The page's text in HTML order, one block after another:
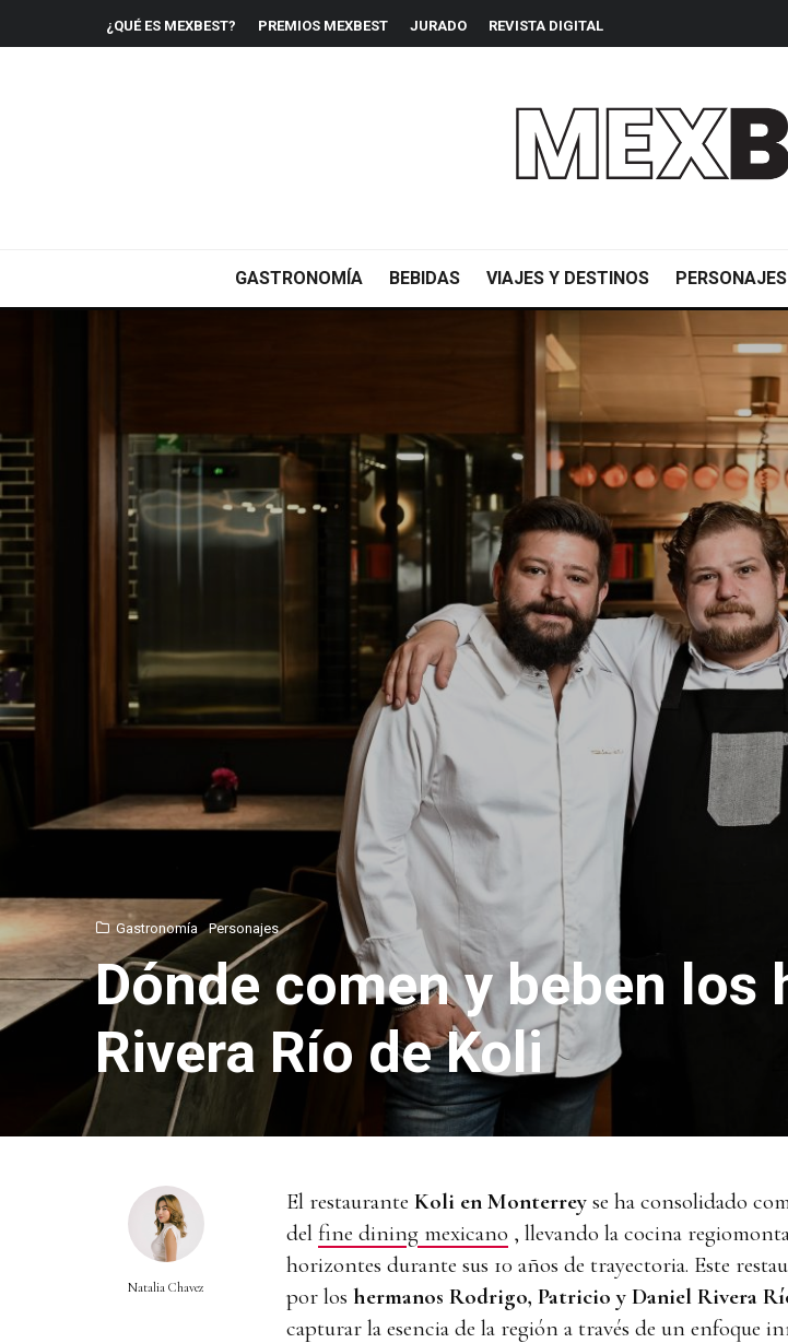
¿QUÉ ES MEXBEST? PREMIOS MEXBEST JURADO REVISTA DIGITAL
GASTRONOMÍA BEBIDAS VIAJES Y DESTINOS PERSONAJES
Gastronomía Personajes
Dónde comen y beben los
Rivera Río de Koli
Natalia Chavez
El restaurante Koli en Monterrey se ha consolidado
del fine dining mexicano , llevando la cocina
horizontes durante sus 10 años de trayectoria. Este
por los hermanos Rodrigo, Patricio y Daniel Rivera
capturar la esencia de la región a través de un enfoque